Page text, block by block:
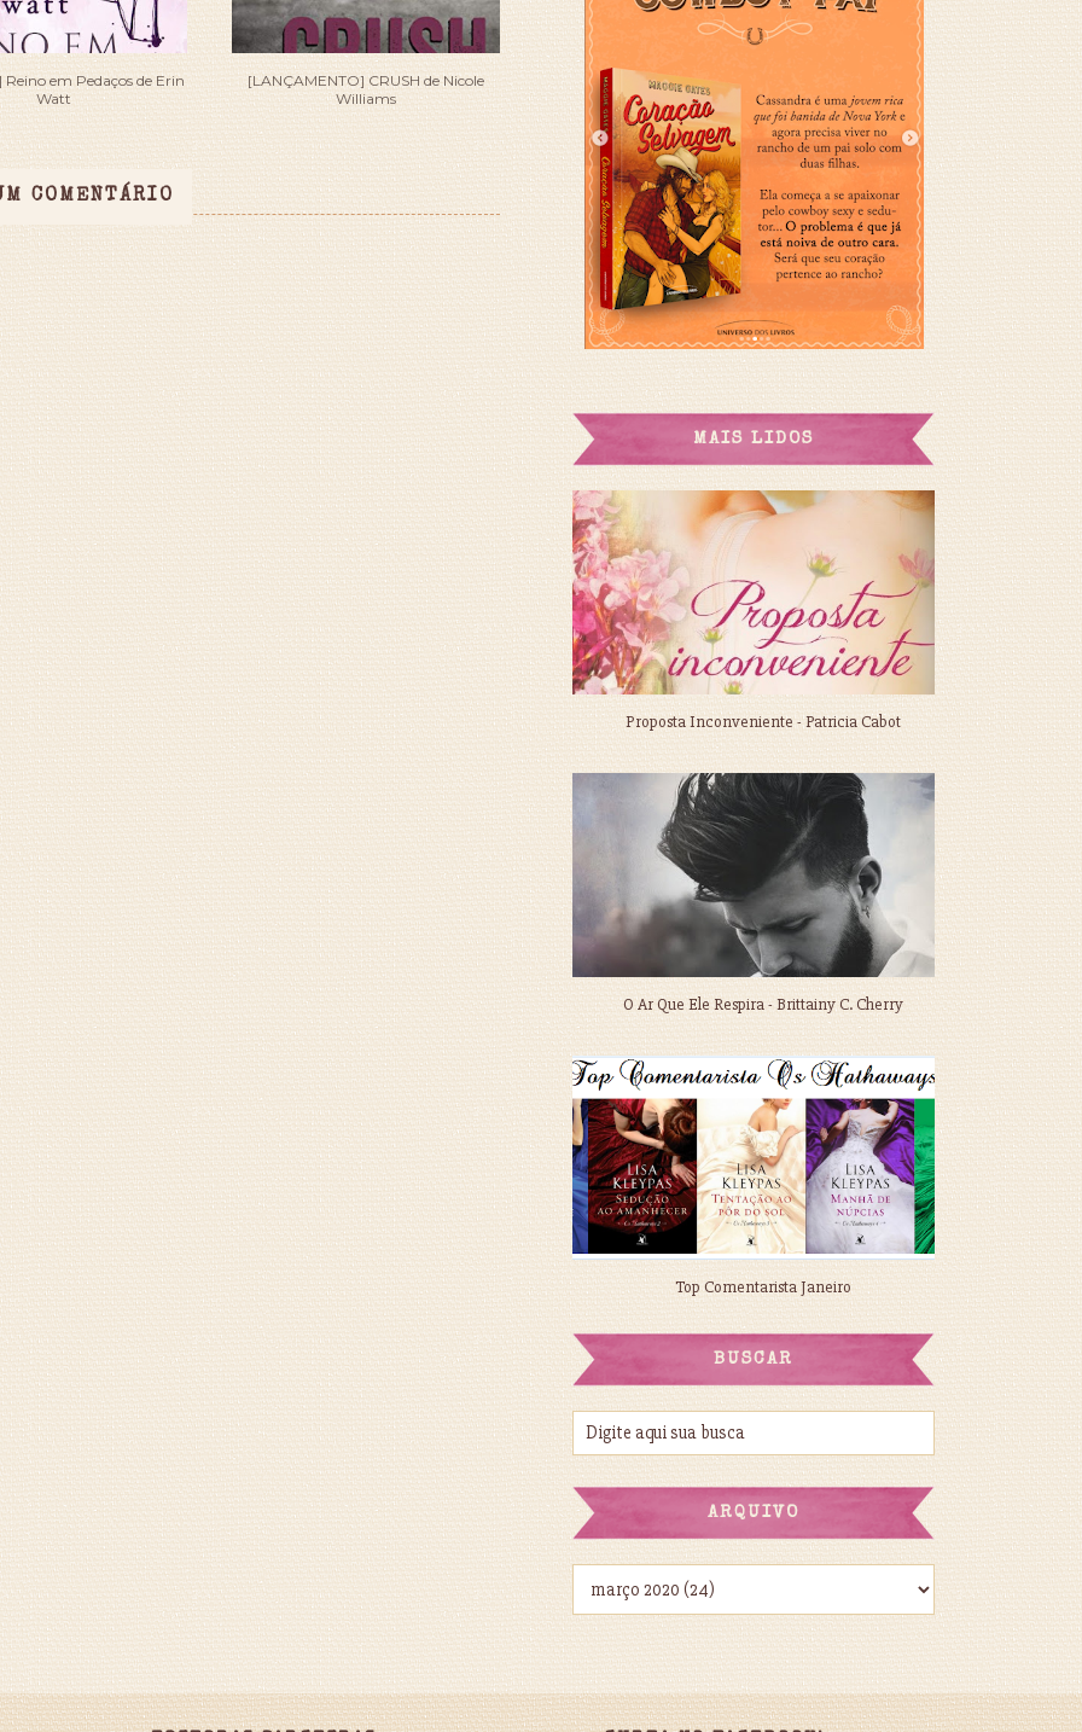
Reino em Pedaços de Erin
Watt
[LANÇAMENTO] CRUSH de Nicole
Williams
COMENTÁRIO
MAIS LIDOS
Proposta Inconveniente - Patricia Cabot
O Ar Que Ele Respira - Brittainy C. Cherry
Top Comentarista Janeiro
BUSCAR
ARQUIVO